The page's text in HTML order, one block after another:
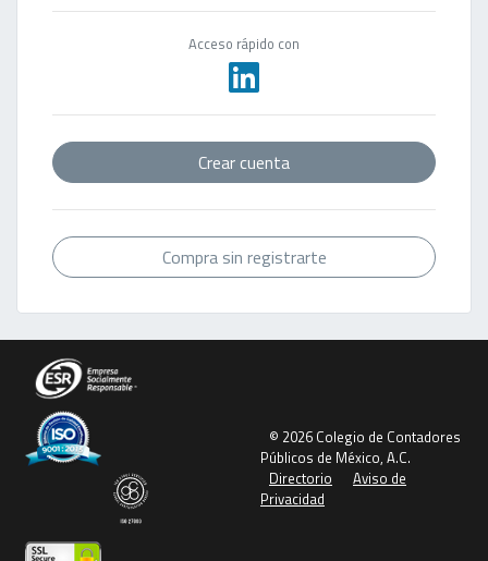
Acceso rápido con
Crear cuenta
Compra sin registrarte
© 2026 Colegio de Contadores
Públicos de México, A.C.
Directorio
Aviso de
Privacidad